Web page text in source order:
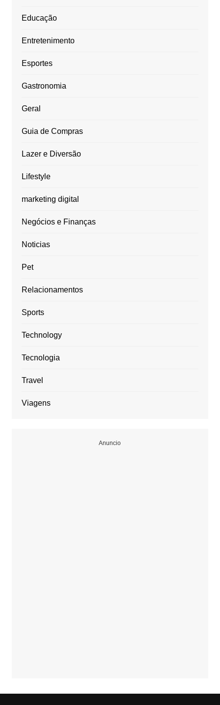
Educação
Entretenimento
Esportes
Gastronomia
Geral
Guia de Compras
Lazer e Diversão
Lifestyle
marketing digital
Negócios e Finanças
Noticias
Pet
Relacionamentos
Sports
Technology
Tecnologia
Travel
Viagens
Anuncio